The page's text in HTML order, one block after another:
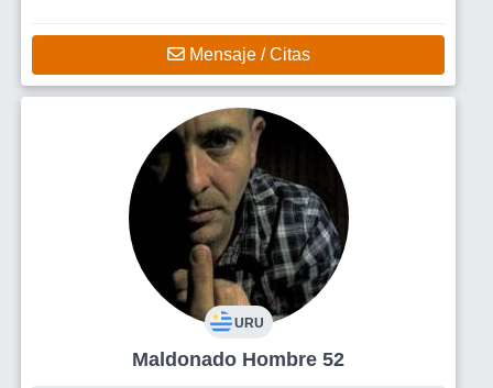
Mensaje / Citas
URU
Maldonado Hombre 52